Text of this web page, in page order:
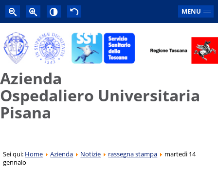
MENU
Azienda
Ospedaliero Universitaria
Pisana
Sei qui: Home Azienda Notizie rassegna stampa
martedì 14
gennaio